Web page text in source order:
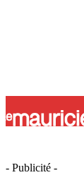
- Publicité -